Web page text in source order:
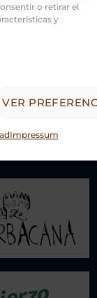
o retirar el
y
VER
Impressum